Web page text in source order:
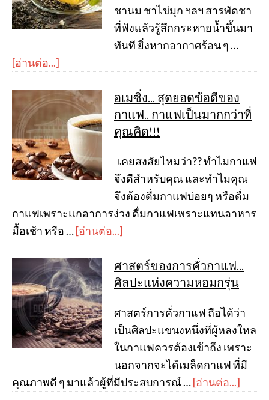
ชานม ชาไข่มุก ฯลฯ สารพัดชา
ที่ฟังแล้วรู้สึกกระหายน้ำขึ้นมา
ทันที ยิ่งหากอากาศร้อน ๆ …
[อ่านต่อ...]
อเมซิ่ง… สุดยอดข้อดีของ
กาแฟ.. กาแฟเป็นมากกว่าที่
คุณคิด!!!
เคยสงสัยไหมว่า?? ทำไมกาแฟ
จึงดีสำหรับคุณ และทำไมคุณ
จึงต้องดื่มกาแฟบ่อยๆ หรือดื่ม
กาแฟเพราะแกอาการง่วง ดื่มกาแฟเพราะแทนอาหาร
มื้อเช้า หรือ …[อ่านต่อ...]
ศาสตร์ของการคั่วกาแฟ…
ศิลปะแห่งความหอมกรุ่น
ศาสตร์การคั่วกาแฟ ถือได้ว่า
เป็นศิลปะแขนงหนึ่งที่ผู้หลงใหล
ในกาแฟควรต้องเข้าถึง เพราะ
นอกจากจะได้เมล็ดกาแฟ ที่มี
คุณภาพดี ๆ มาแล้วผู้ที่มีประสบการณ์ …[อ่านต่อ...]